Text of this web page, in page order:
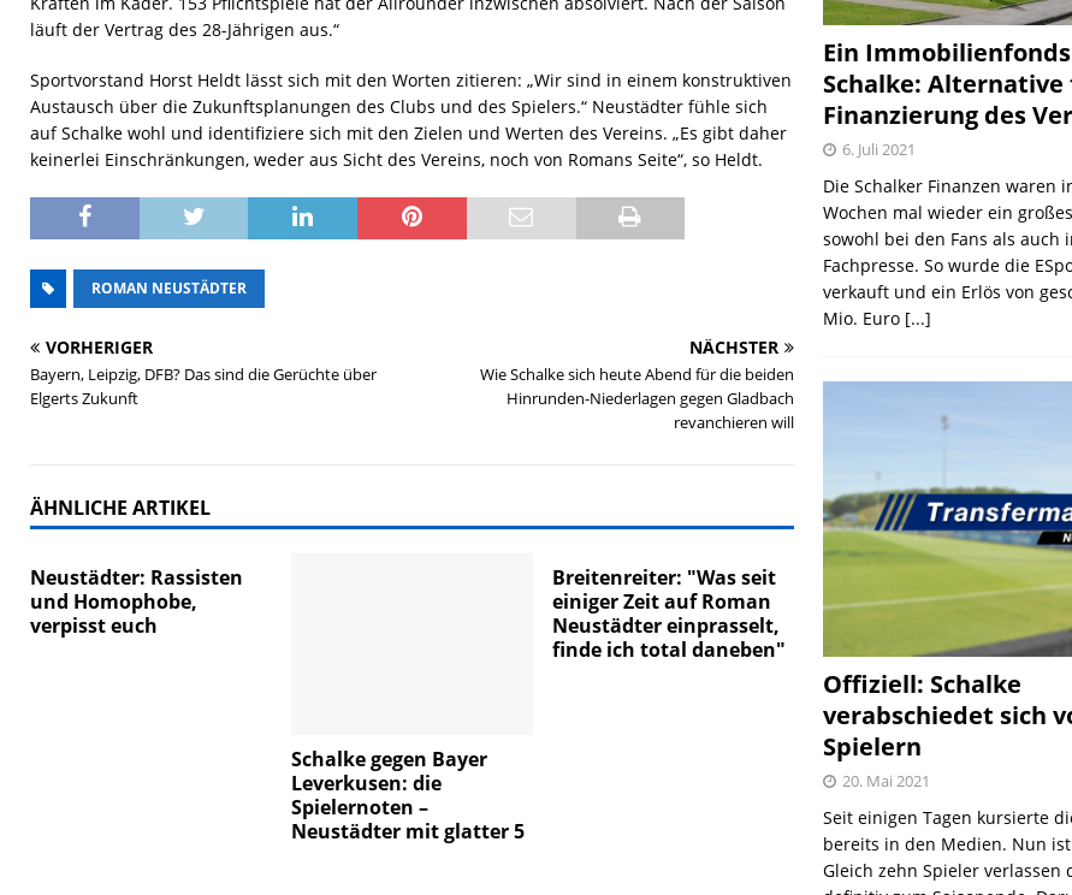
läuft der Vertrag des 28-Jährigen aus.“
Sportvorstand Horst Heldt lässt sich mit den Worten zitieren: „Wir sind in einem konstruktiven
Austausch über die Zukunftsplanungen des Clubs und des Spielers.“ Neustädter fühle sich
auf Schalke wohl und identifiziere sich mit den Zielen und Werten des Vereins. „Es gibt daher
keinerlei Einschränkungen, weder aus Sicht des Vereins, noch von Romans Seite“, so Heldt.
ROMAN NEUSTÄDTER
VORHERIGER
Bayern, Leipzig, DFB? Das sind die Gerüchte über
Elgerts Zukunft
NÄCHSTER
Wie Schalke sich heute Abend für die beiden
Hinrunden-Niederlagen gegen Gladbach
revanchieren will
ÄHNLICHE ARTIKEL
Neustädter: Rassisten
und Homophobe,
verpisst euch
Schalke gegen Bayer
Leverkusen: die
Spielernoten –
Neustädter mit glatter 5
Breitenreiter: "Was seit
einiger Zeit auf Roman
Neustädter einprasselt,
finde ich total daneben"
Ein
Schalke: Alternative
Finanzierung des
6. Juli 2021
Die Schalker Finanzen waren
Wochen mal wieder ein
sowohl bei den Fans als auch
Fachpresse. So wurde die
verkauft und ein Erlös von
Mio. Euro [...]
Offiziell: Schalke
verabschiedet sich
Spielern
20. Mai 2021
Seit einigen Tagen kursierte
bereits in den Medien. Nun
Gleich zehn Spieler verlassen